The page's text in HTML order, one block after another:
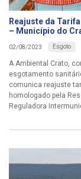
Reajuste da
– Município do
02/08/2023 Esgoto
A Ambiental Crato,
esgotamento
comunica reajuste
homologado pela
Reguladora